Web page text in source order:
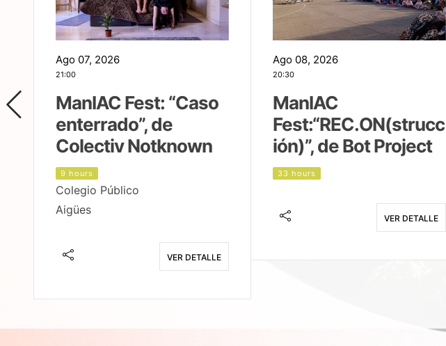
Ago 07, 2026
21:00
ManIAC Fest: “Caso
enterrado”, de
Colectiv Notknown
9 hours
Colegio Público
Aigües
VER DETALLE
Ago 08, 2026
20:30
ManIAC
Fest:“REC.ON(strucc
ión)”, de Bot Project
33 hours
VER DETALLE